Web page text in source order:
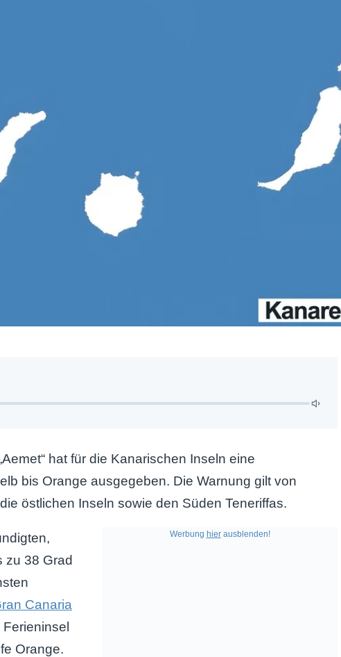
hat für die Kanarischen Inseln eine
bis Orange ausgegeben. Die Warnung gilt von
östlichen Inseln sowie den Süden Teneriffas.
Werbung hierausblenden!
zu 38 Grad
Canaria
Orange.